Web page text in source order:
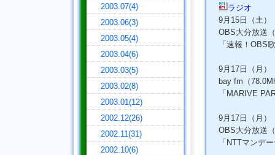
ラジオ
9月15日（土）
OBS大分放送
「速報！OBS
9月17日（月）
bay fm（
「MARIVE
9月17日（月）
OBS大分放送
「NTTマンデ
2003.07(4)
2003.06(3)
2003.05(4)
2003.04(6)
2003.03(5)
2003.02(8)
2003.01(12)
2002.12(26)
2002.11(31)
2002.10(6)